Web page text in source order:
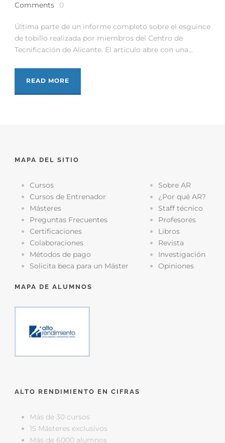
Comments
0
Última parte de un informe completo sobre el esguince
de tobillo realizada por miembros del Centro de
Tecnificación de Alicante. El artículo abre con una...
READ MORE
MAPA DEL SITIO
Cursos
Cursos de Entrenador
Másteres
Preguntas Frecuentes
Certificaciones
Colaboraciones
Métodos de pago
Solicita beca para un Máster
Sobre AR
¿Por qué AR?
Staff técnico
Profesores
Libros
Revista
Investigación
Opiniones
MAPA DE ALUMNOS
ALTO RENDIMIENTO EN CIFRAS
Más de 30 cursos
15 Másteres exclusivos
Más de 6000 alumnos